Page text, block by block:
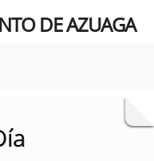
DE AZUAGA